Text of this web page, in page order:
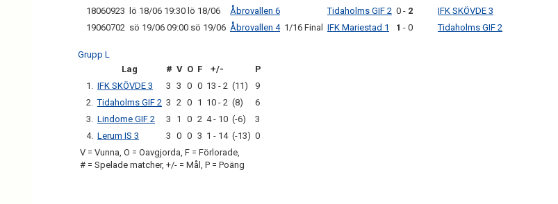
18060923
lö 18/06 19:30 lö 18/06 Åbrovallen 6 Tidaholms GIF 2 0 - 2
IFK SKÖVDE 3
19060702 sö 19/06 09:00 sö 19/06 Åbrovallen 4 1/16 Final IFK Mariestad 1 1 - 0 Tidaholms GIF 2
Grupp L
Lag
# V O F +/-
P
1. IFK SKÖVDE 3 3 3 0 0 13 - 2 (11)
9
2. Tidaholms GIF 2 3 2 0 1 10 - 2 (8)
6
3. Lindome GIF 2 3 1 0 2 4 - 10 (-6)
3
4. Lerum IS 3 3 0 0 3 1 - 14 (-13) 0
V = Vunna, O = Oavgjorda, F = Förlorade,
# = Spelade matcher, +/- = Mål, P = Poäng